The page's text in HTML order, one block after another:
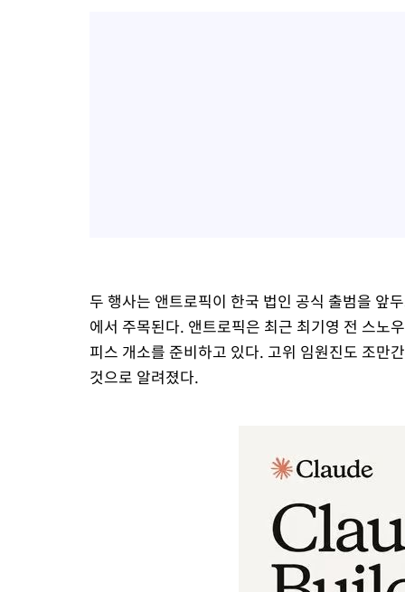
두 행사는 앤트로픽이 한국 법인 공식 출범을 앞
에서 주목된다. 앤트로픽은 최근 최기영 전 스노
피스 개소를 준비하고 있다. 고위 임원진도 조만
것으로 알려졌다.